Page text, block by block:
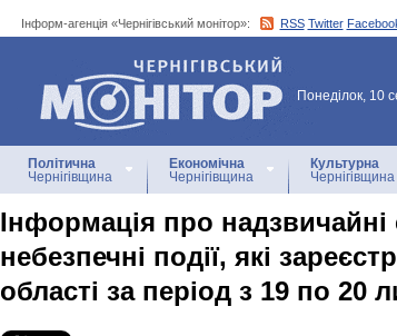
Інформ-агенція «Чернігівський монітор»: RSS Twitter
Інформ-агенція
«Чернігівський монітор»
Понеділок, 10
Політична
Чернігівщина
Економічна
Чернігівщина
Культурна
Чернігівщина
Інформація про надзвичайні
небезпечні події, які
області за період з 19 по 20